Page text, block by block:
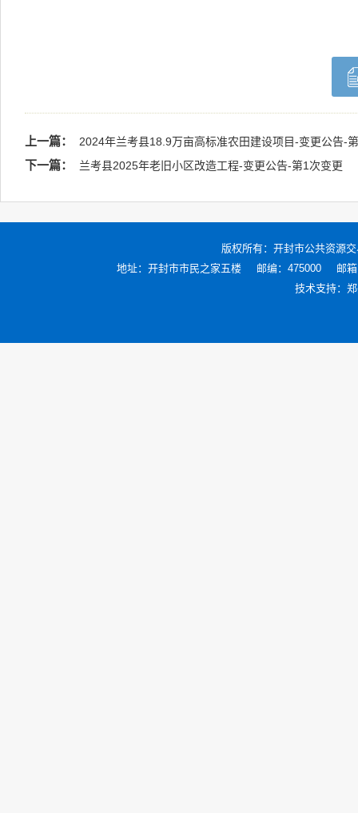
上一篇： 2024年兰考县18.9万亩高标准农田建设项目-变更公告-
下一篇： 兰考县2025年老旧小区改造工程-变更公告-第1次变更
版权所有： 开封市公共资源
地址：开封市市民之家五楼
邮编：475000
邮
技术支持：